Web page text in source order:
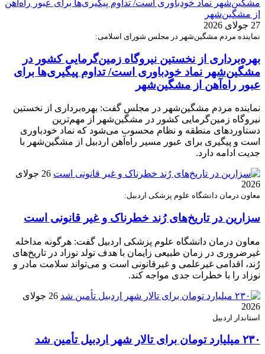
27 جولای 2026
نماینده مردم مشگین‌شهر در مجلس شورای اسلامی:
بهره‌برداری از نخستین نیروگاه زمین‌گرمایی کشور در
مشگین‌شهر نماد خودباوری است/ تداوم پیگیری‌ها برای
عبور راه‌آهن از مشگین‌شهر
نماینده مردم مشگین‌شهر در مجلس گفت: بهره‌برداری از نخستین
نیروگاه زمین‌گرمایی کشور در مشگین‌شهر از مهم‌ترین
دستاوردهای منطقه و نظام محسوب می‌شود که نماد خودباوری
است و پیگیری برای عبور مسیر راه‌آهن اردبیل از مشگین‌شهر با
جدیت ادامه دارد.
26 جولای
2026
معاون درمان دانشگاه علوم پزشکی اردبیل:
سزارین در تاریخ‌های رُند خطرناک و غیر قانونی است
معاون درمان دانشگاه علوم پزشکی اردبیل گفت: هرگونه مداخله
غیرضروری در زمان طبیعی زایمان با هدف تولد نوزاد در تاریخ‌های
رُند، اقدامی غیرعلمی و غیرقانونی است و می‌تواند سلامت مادر و
نوزاد را با خطرات جدی مواجه کند.
26 جولای
2026
استاندار اردبیل
۲۳۰ میلیارد تومان برای تالار شهر اردبیل تأمین شد